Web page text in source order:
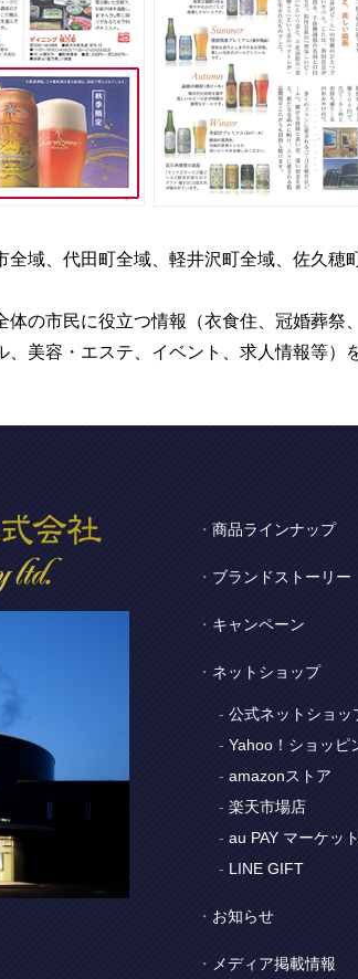
全域、代田町全域、軽井沢町全域、佐久穂
の市民に役立つ情報（衣食住、冠婚葬祭
美容・エステ、イベント、求人情報等）
商品ラインナップ
ブランドストーリー
キャンペーン
ネットショップ
公式ネットショッ
Yahoo！ショッピ
amazonストア
楽天市場店
au PAY マーケッ
LINE GIFT
お知らせ
メディア掲載情報